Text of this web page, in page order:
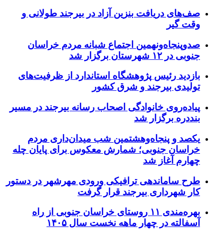
صف‌های دریافت بنزین آزاد در بیرجند طولانی و
وقت گیر
صدوپنجاه‌ونهمین اجتماع شبانه مردم خراسان
جنوبی در ۱۲ شهرستان برگزار شد
بازدید رئیس پژوهشگاه استاندارد از ظرفیت‌های
تولیدی بیرجند و شرق کشور
پیاده‌روی خانوادگی اصحاب رسانه بیرجند در مسیر
بنددره برگزار شد
یکصد و پنجاه‌وهشتمین شب میدان‌داری مردم
خراسان جنوبی؛ شمارش معکوس برای پایان چله
چهارم آغاز شد
طرح ساماندهی ترافیکی ورودی مهرشهر در دستور
کار شهرداری بیرجند قرار گرفت
بهره‌مندی ۱۱ روستای خراسان جنوبی از راه
آسفالته در چهار ماهه نخست سال ۱۴۰۵